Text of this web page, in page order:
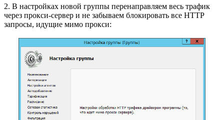
2. В настройках новой группы перенаправляем весь трафик
через прокси-сервер и не забываем блокировать все HTTP
запросы, идущие мимо прокси: